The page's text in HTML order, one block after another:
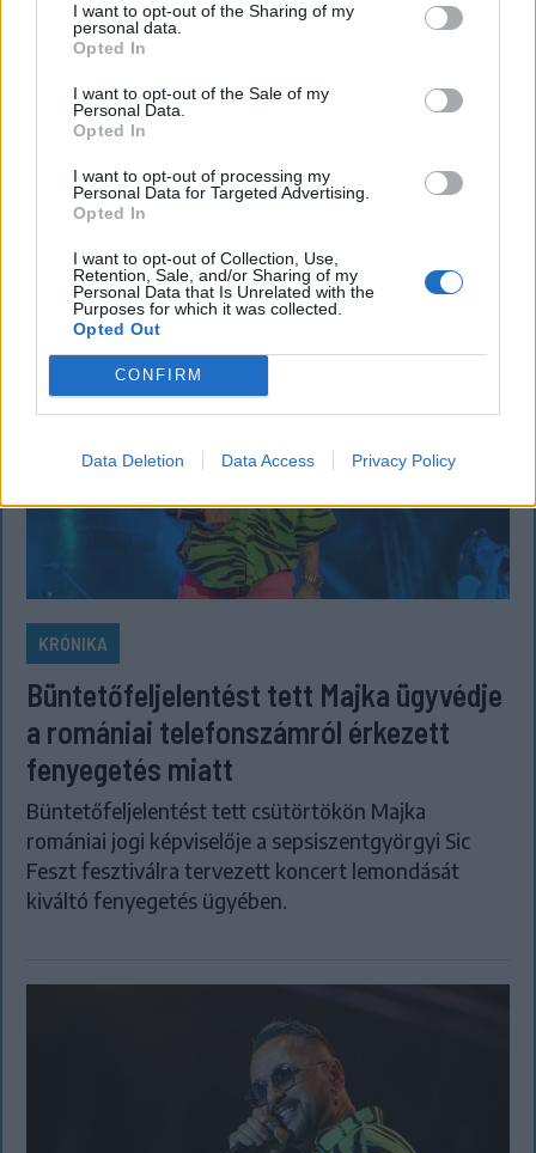
I want to opt-out of the Sharing of my
personal data.
Opted In
I want to opt-out of the Sale of my
Personal Data.
Opted In
I want to opt-out of processing my
Personal Data for Targeted Advertising.
Opted In
I want to opt-out of Collection, Use,
Retention, Sale, and/or Sharing of my
Personal Data that Is Unrelated with the
Purposes for which it was collected.
Opted Out
CONFIRM
Data Deletion Data Access Privacy Policy
mezőgazdasági úti vitából Csatószegen
Kórházba szállítottak több embert, mezőgazdasági
rendeleteket is kibocsátottak azután, hogy szombat
délután súlyos konfliktus alakult ki Csatószegen egy
elsőbbségadási vita nyomán.
KRÓNIKA
Büntetőfeljelentést tett Majka ügyvédje
a romániai telefonszámról érkezett
fenyegetés miatt
Büntetőfeljelentést tett csütörtökön Majka
romániai jogi képviselője a sepsiszentgyörgyi Sic
Feszt fesztiválra tervezett koncert lemondását
kiváltó fenyegetés ügyében.